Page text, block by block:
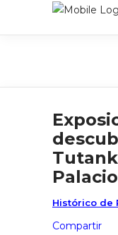
Histórico de